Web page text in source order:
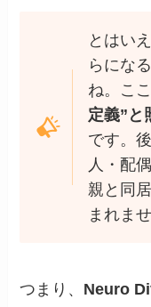
とはい
らにな
ね。こ
定義”と
です。
人・配
親と同
まれませ
つまり、 Neuro